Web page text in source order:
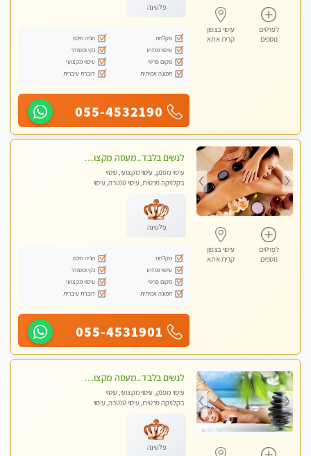
לפרטים
נוספים
עיסוי בצפון
קרית אתא
פלטינה
מקלחת
חניה חינם
עיסוי מרגיע
נקי ומסודר
מקום פרטי
עיסוי מקצועי
תמונה אמיתית
דוברת עיברית
055-4532190
לפרטים
נוספים
עיסוי בצפון
קרית אתא
לנשים בלבד..מעסה מקצועי לנשים בלבד לעיסוי מרגיע ומפנק VIP-מומלץ לחלוטין! פרטי! ​​​​​​
עיסוי מפנק, עיסוי מקצועי, עיסוי
בקלניקה פרטית, עיסוי טנטרה, עיסוי
פלטינה
מקלחת
חניה חינם
עיסוי מרגיע
נקי ומסודר
מקום פרטי
עיסוי מקצועי
תמונה אמיתית
דוברת עיברית
055-4531901
לנשים בלבד..מעסה מקצועי לנשים בלבד
עיסוי מפנק, עיסוי מקצועי, עיסוי
בקלניקה פרטית, עיסוי טנטרה, עיסוי
פלטינה